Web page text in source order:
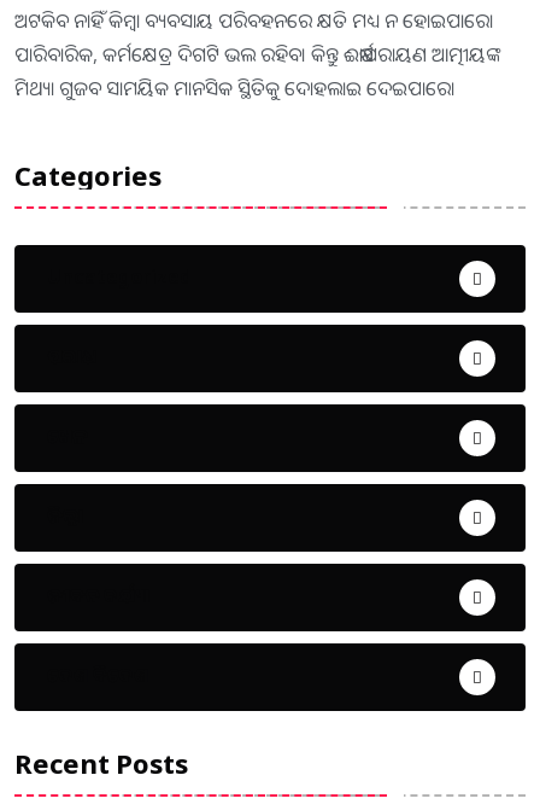
ଅଟକିବ ନାହିଁ କିମ୍ବା ବ୍ୟବସାୟ ପରିବହନରେ କ୍ଷତି ମଧ୍ୟ ନ ହୋଇପାରେ।
ପାରିବାରିକ, କର୍ମକ୍ଷେତ୍ର ଦିଗଟି ଭଲ ରହିବ। କିନ୍ତୁ ଈର୍ଷାପରାୟଣ ଆତ୍ମୀୟଙ୍କ
ମିଥ୍ୟା ଗୁଜବ ସାମୟିକ ମାନସିକ ସ୍ଥିତିକୁ ଦୋହଲାଇ ଦେଇପାରେ।
Categories
Recent Posts